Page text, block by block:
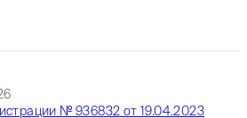
№ 936832 от 19.04.2023